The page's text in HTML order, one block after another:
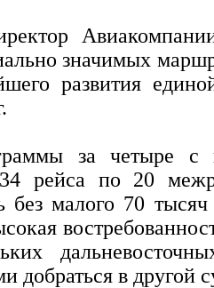
значимых
развития
за четыре с
рейса по 20
без малого 70
добраться в другой